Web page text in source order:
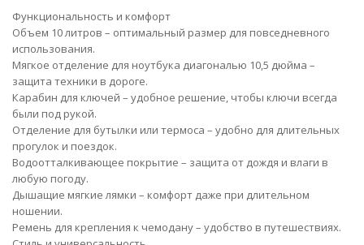
Функциональность и комфорт
Объем 10 литров – оптимальный размер для повседневного
использования.
Мягкое отделение для ноутбука диагональю 10,5 дюйма –
защита техники в дороге.
Карабин для ключей – удобное решение, чтобы ключи всегда
были под рукой.
Отделение для бутылки или термоса – удобно для длительных
прогулок и поездок.
Водоотталкивающее покрытие – защита от дождя и влаги в
любую погоду.
Дышащие мягкие лямки – комфорт даже при длительном
ношении.
Ремень для крепления к чемодану – удобство в путешествиях.